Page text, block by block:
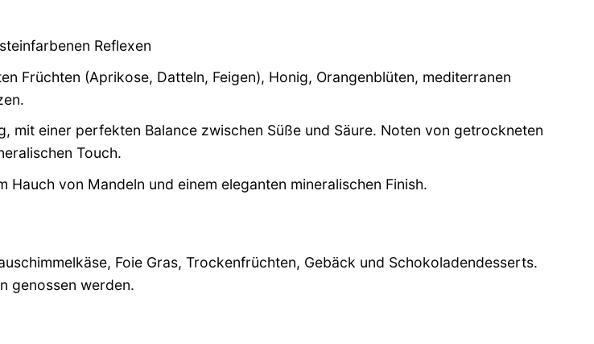
Reflexen
Früchten (Aprikose, Datteln, Feigen), Honig, Orangenblüten, mediterranen
mit einer perfekten Balance zwischen Süße und Säure. Noten von getrockneten
Touch.
Hauch von Mandeln und einem eleganten mineralischen Finish.
Foie Gras, Trockenfrüchten, Gebäck und Schokoladendesserts.
genossen werden.